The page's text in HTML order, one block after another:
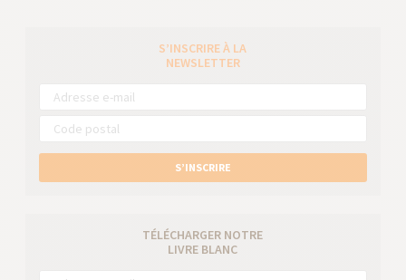
S’INSCRIRE À LA
NEWSLETTER
S’INSCRIRE
TÉLÉCHARGER NOTRE
LIVRE BLANC